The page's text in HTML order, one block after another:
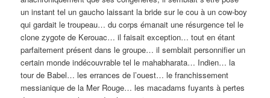
un instant tel un gaucho laissant la bride sur le cou à un cow-boy
qui gardait le troupeau… du corps émanait une résurgence tel le
clone zygote de Kerouac… il faisait exception… tout en étant
parfaitement présent dans le groupe… il semblait personnifier un
certain monde indécouvrable tel le mahabharata… Indien… la
tour de Babel… les errances de l’ouest… le franchissement
messianique de la Mer Rouge… les macadams fuyants à pertes